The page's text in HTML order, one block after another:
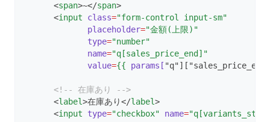
      <
span>~</span>
      <
input class="form-control input-sm"
placeholder="金額(上限)"
type="number"
name="q[sales_price_end]"
value={{ params[
<!-- 在庫あり -->
      <
label>在庫あり</label>
      <
input type="checkbox" name=